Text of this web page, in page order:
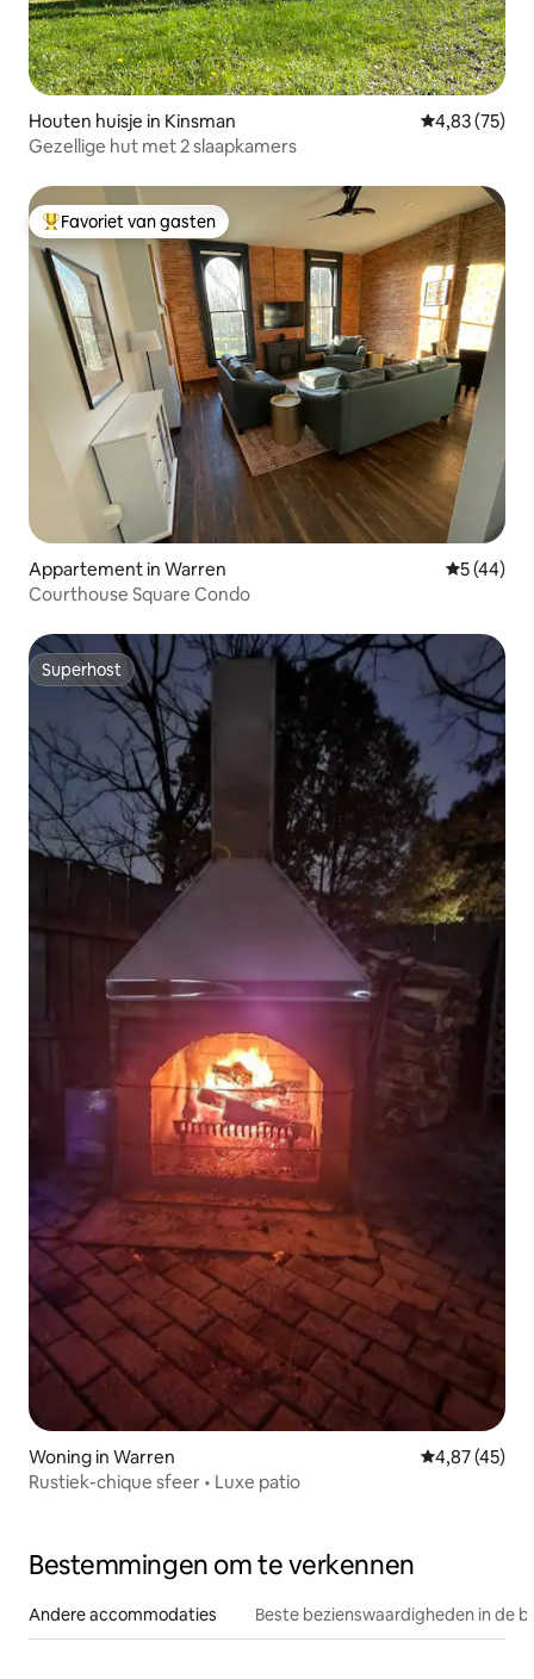
Houten huisje in Kinsman Gemiddelde
4,83 (75)
Gezellige hut met 2 slaapkamers
Topfavoriet van gasten
Favoriet van gasten
Appartement in Warren
5 (44)
Courthouse Square Condo
Superhost
Superhost
Woning in Warren Gemiddelde
4,87 (45)
Rustiek-chique sfeer • Luxe patio
Bestemmingen om te verkennen
Andere accommodaties Beste bezienswaardigheden in de